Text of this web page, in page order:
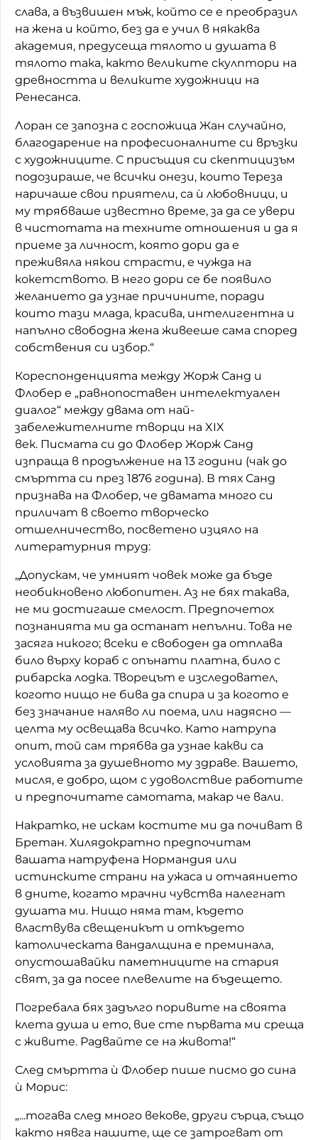
слава, а възвишен мъж, който се е преобразил
на жена и който, без да е учил в някаква
академия, предусеща тялото и душата в
тялото така, както великите скулптори на
древността и великите художници на
Ренесанса.
Лоран се запозна с госпожица Жан случайно,
благодарение на професионалните си връзки
с художниците. С присъщия си скептицизъм
подозираше, че всички онези, които Тереза
наричаше свои приятели, са ѝ любовници, и
му трябваше известно време, за да се увери
в чистотата на техните отношения и да я
приеме за личност, която дори да е
преживяла някои страсти, е чужда на
кокетството. В него дори се бе появило
желанието да узнае причините, поради
които тази млада, красива, интелигентна и
напълно свободна жена живееше сама според
собствения си избор.“
Кореспонденцията между Жорж Санд и
Флобер е „равнопоставен интелектуален
диалог“ между двама от най-
забележителните творци на XIX
век. Писмата си до Флобер Жорж Санд
изпраща в продължение на 13 години (чак до
смъртта си през 1876 година). В тях Санд
признава на Флобер, че двамата много си
приличат в своето творческо
отшелничество, посветено изцяло на
литературния труд:
„Допускам, че умният човек може да бъде
необикновено любопитен. Аз не бях такава,
не ми достигаше смелост. Предпочетох
познанията ми да останат непълни. Това не
засяга никого; всеки е свободен да отплава
било върху кораб с опънати платна, било с
рибарска лодка. Творецът е изследовател,
когото нищо не бива да спира и за когото е
без значание наляво ли поема, или надясно —
целта му освещава всичко. Като натрупа
опит, той сам трябва да узнае какви са
условията за душевното му здраве. Вашето,
мисля, е добро, щом с удоволствие работите
и предпочитате самотата, макар че вали.
Накратко, не искам костите ми да почиват в
Бретан. Хилядократно предпочитам
вашата натруфена Нормандия или
истинските страни на ужаса и отчаянието
в дните, когато мрачни чувства налегнат
душата ми. Нищо няма там, където
властвува свещеникът и откъдето
католическата вандалщина е преминала,
опустошавайки паметниците на стария
свят, за да посее плевелите на бъдещето.
Погребала бях задълго поривите на своята
клета душа и ето, вие сте първата ми среща
с живите. Радвайте се на живота!“
След смъртта ѝ Флобер пише писмо до сина
ѝ Морис:
„...тогава след много векове, други сърца, също
както нявга нашите, ще се затрогват от